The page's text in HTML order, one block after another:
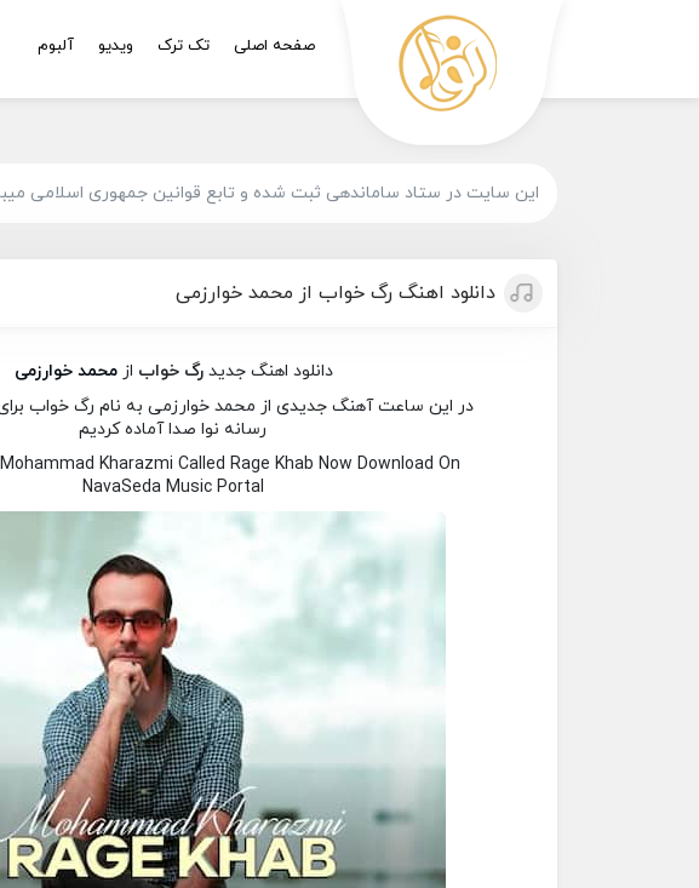
صفحه اصلی تک ترک ویدیو آلبوم
این سایت در ستاد ساماندهی ثبت شده و تابع قوانین جمهوری اسلامی
دانلود اهنگ رگ خواب از محمد خوارزمی
دانلود اهنگ جدید رگ خواب از محمد خوارزمی
در این ساعت آهنگ جدیدی از محمد خوارزمی به نام رگ خواب برای
رسانه نوا صدا آماده کردیم
Kharazmi Called Rage Khab Now Download On
NavaSeda Music Portal